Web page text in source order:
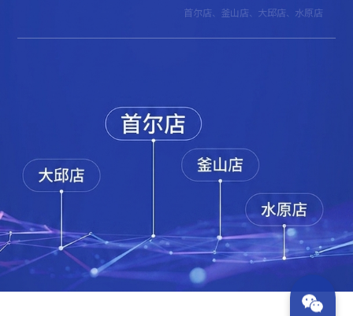
首尔店、釜山店、大邱店、水原店